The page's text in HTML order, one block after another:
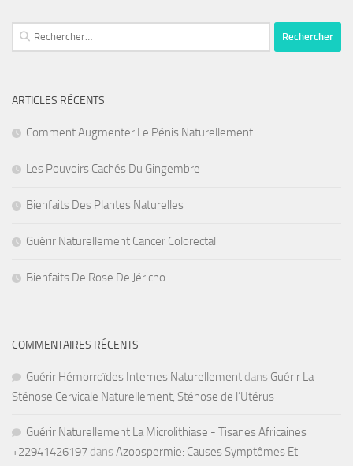
Rechercher :
ARTICLES RÉCENTS
Comment Augmenter Le Pénis Naturellement
Les Pouvoirs Cachés Du Gingembre
Bienfaits Des Plantes Naturelles
Guérir Naturellement Cancer Colorectal
Bienfaits De Rose De Jéricho
COMMENTAIRES RÉCENTS
Guérir Hémorroïdes Internes Naturellement dans Guérir La
Sténose Cervicale Naturellement, Sténose de l’Utérus
Guérir Naturellement La Microlithiase - Tisanes Africaines
+22941426197 dans Azoospermie: Causes Symptômes Et